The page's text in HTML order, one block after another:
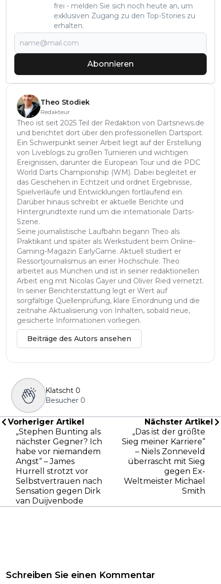
frei - melden Sie sich noch heute an, um
exklusiven Zugang zu den Top-Stories zu
erhalten.
Abonnieren
Theo Stodiek
Redakteur
Theo ist seit 2025 Teil der Redaktion von Dartsnews.de
und berichtet dort über den professionellen Dartsport.
Ein Schwerpunkt seiner Arbeit liegt auf der Erstellung
von Liveblogs zu großen Turnieren und wichtigen
Ereignissen, darunter die European Tour und die PDC
World Darts Championship (WM). Dabei begleitet er
das Geschehen in Echtzeit und ordnet Ergebnisse,
Spielverläufe und Entwicklungen fortlaufend ein.
Darüber hinaus schreibt er aktuelle Berichte und
Hintergrundtexte rund um die internationale Darts-
Szene.
Seine journalistische Laufbahn begann Theo als
Praktikant und später als Werkstudent beim Online-
Gaming-Magazin EarlyGame. Aktuell studiert er
Ressortjournalismus an einer Hochschule. Theo
arbeitet aus München und ist in seiner redaktionellen
Arbeit eng mit Nicolas Gayer und Oliver Ried vernetzt.
In seiner Berichterstattung legt er Wert auf
sorgfältige Quellenprüfung, klare Einordnung und die
zeitnahe Aktualisierung von Inhalten, sobald neue,
gesicherte Informationen vorliegen.
Beiträge des Autors ansehen
Klatscht 0
Besucher 0
Vorheriger Artikel
„Stephen Bunting als
nächster Gegner? Ich
habe vor niemandem
Angst“ – James
Hurrell strotzt vor
Selbstvertrauen nach
Sensation gegen Dirk
van Duijvenbode
Nächster Artikel
„Das ist der größte
Sieg meiner Karriere“
– Niels Zonneveld
überrascht mit Sieg
gegen Ex-
Weltmeister Michael
Smith
Schreiben Sie einen Kommentar